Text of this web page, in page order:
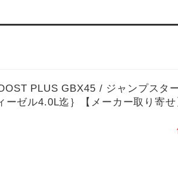
PLUS GBX45 / ジャンプスタ
ゼル4.0L迄｝【メーカー取り寄せ